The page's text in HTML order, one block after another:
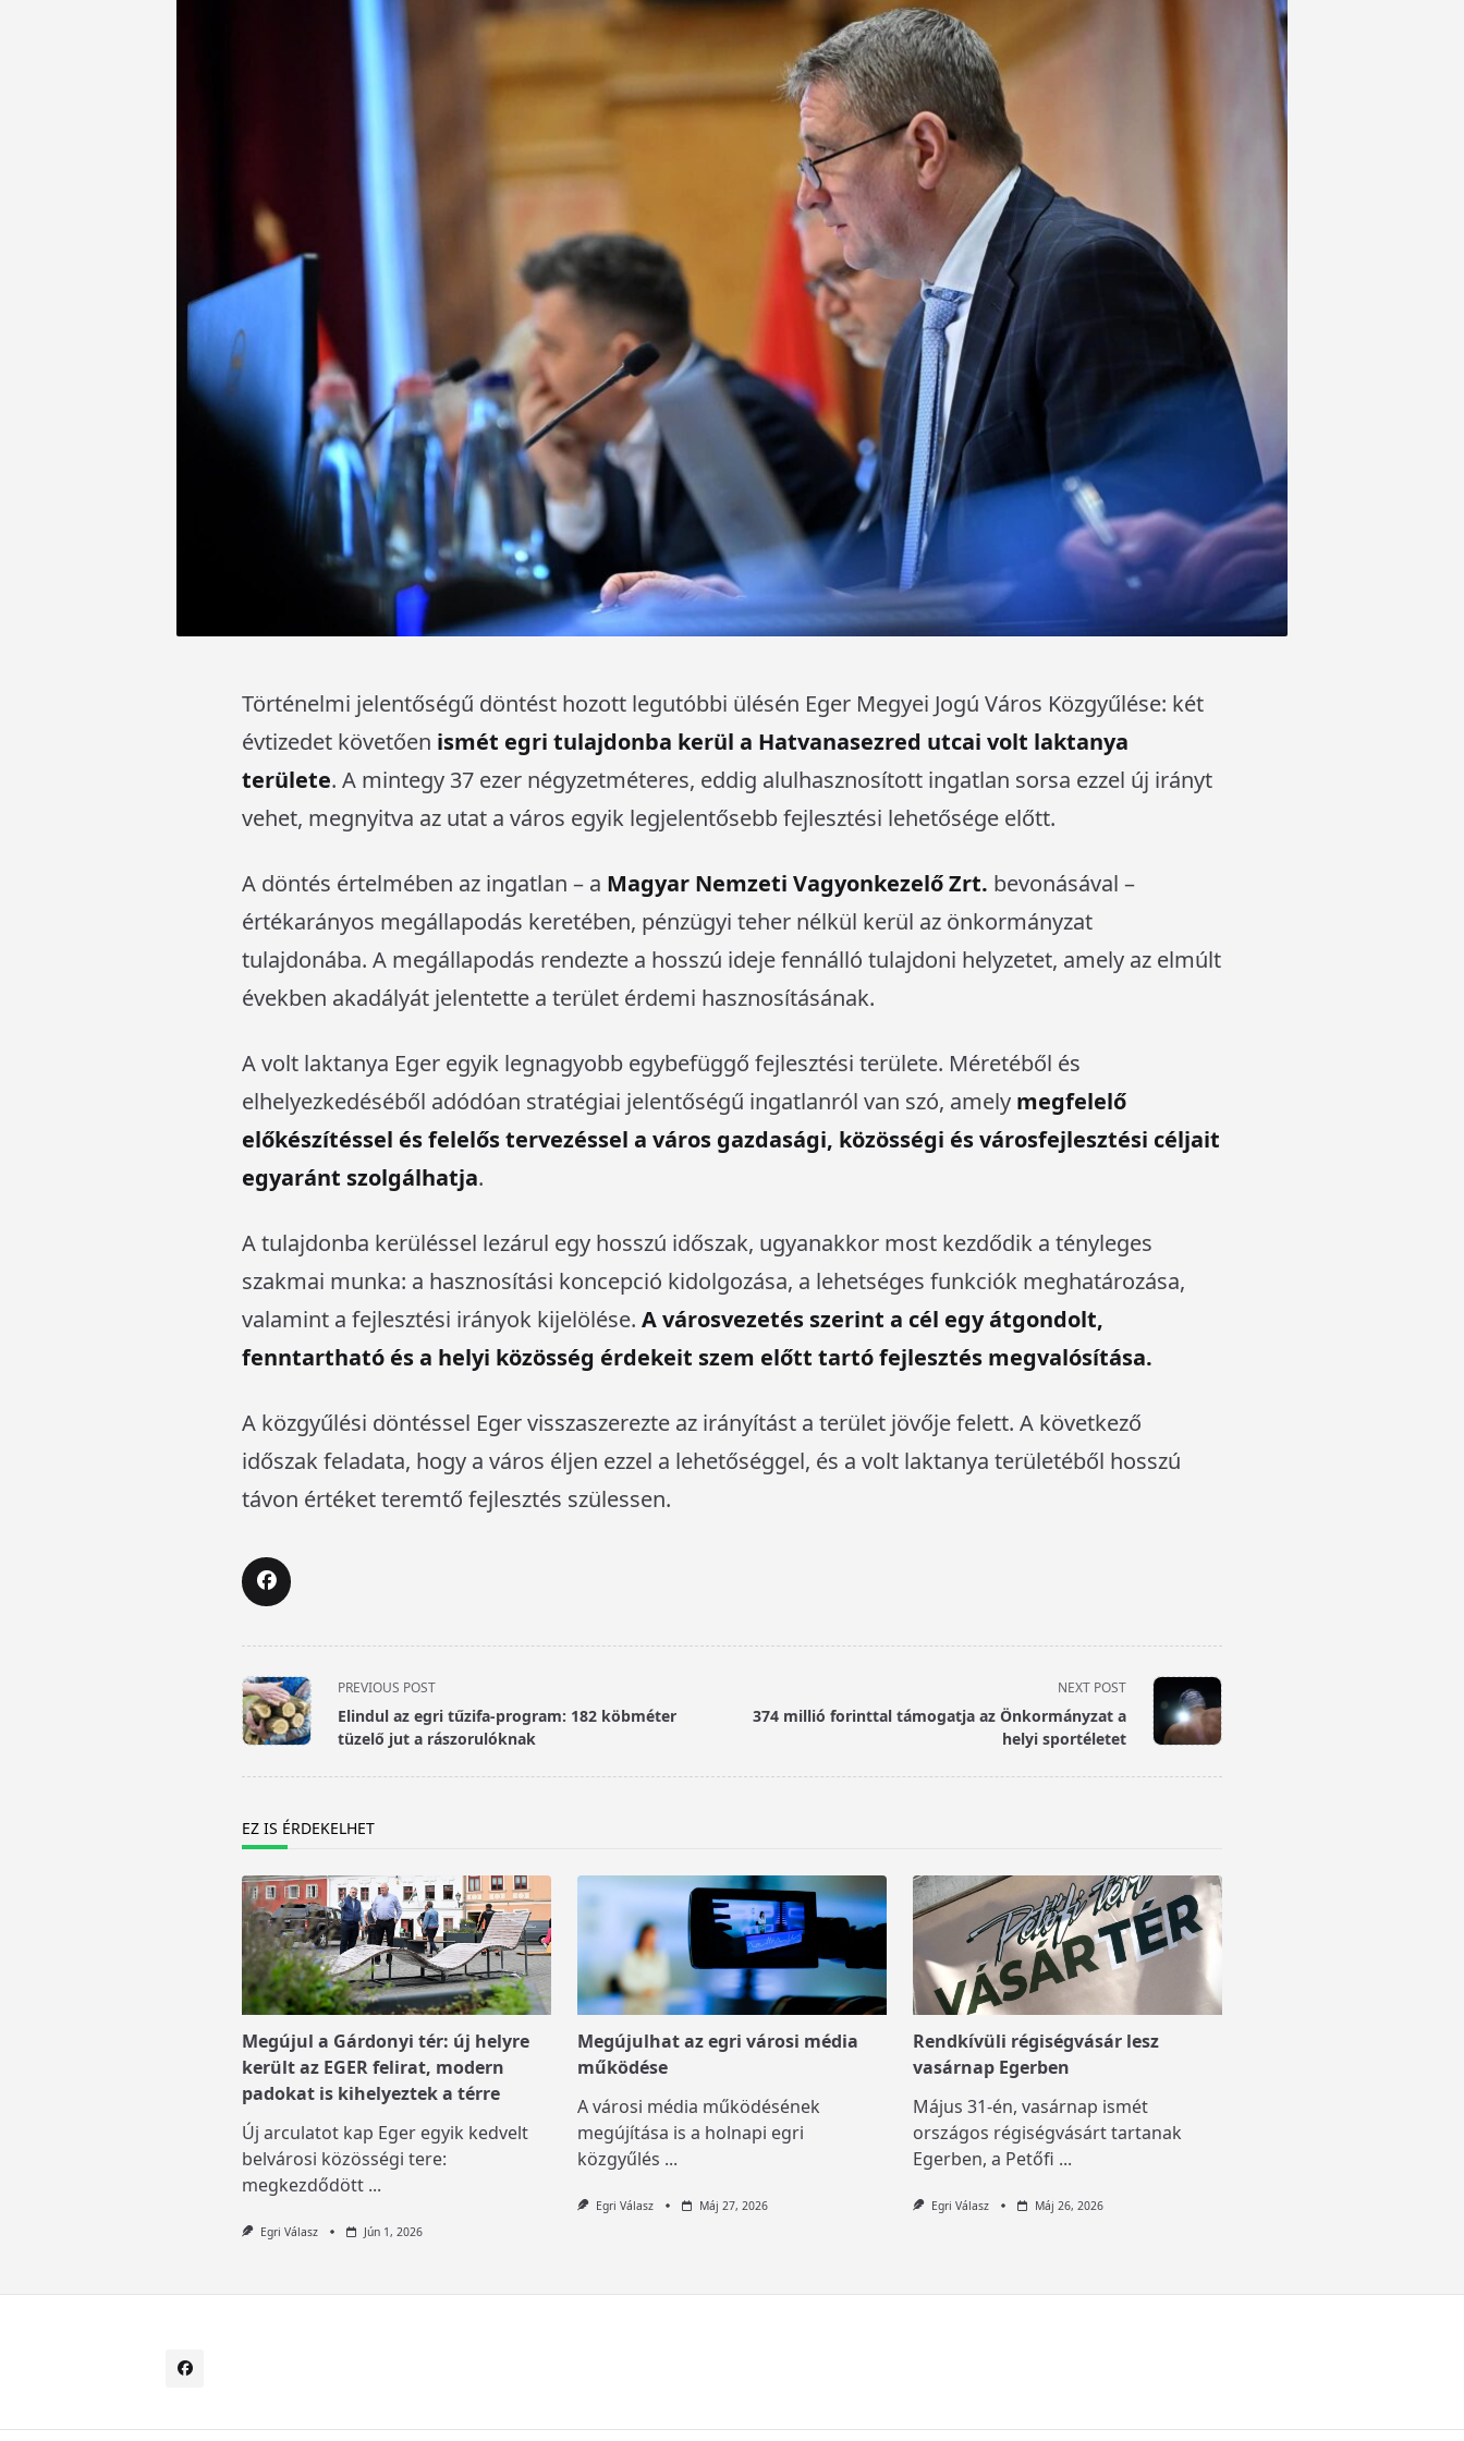
Történelmi jelentőségű döntést hozott legutóbbi ülésén Eger Megyei Jogú Város Közgyűlése: két
évtizedet követően ismét egri tulajdonba kerül a Hatvanasezred utcai volt laktanya
területe. A mintegy 37 ezer négyzetméteres, eddig alulhasznosított ingatlan sorsa ezzel új irányt
vehet, megnyitva az utat a város egyik legjelentősebb fejlesztési lehetősége előtt.
A döntés értelmében az ingatlan – a Magyar Nemzeti Vagyonkezelő Zrt. bevonásával –
értékarányos megállapodás keretében, pénzügyi teher nélkül kerül az önkormányzat
tulajdonába. A megállapodás rendezte a hosszú ideje fennálló tulajdoni helyzetet, amely az elmúlt
években akadályát jelentette a terület érdemi hasznosításának.
A volt laktanya Eger egyik legnagyobb egybefüggő fejlesztési területe. Méretéből és
elhelyezkedéséből adódóan stratégiai jelentőségű ingatlanról van szó, amely megfelelő
előkészítéssel és felelős tervezéssel a város gazdasági, közösségi és városfejlesztési céljait
egyaránt szolgálhatja.
A tulajdonba kerüléssel lezárul egy hosszú időszak, ugyanakkor most kezdődik a tényleges
szakmai munka: a hasznosítási koncepció kidolgozása, a lehetséges funkciók meghatározása,
valamint a fejlesztési irányok kijelölése. A városvezetés szerint a cél egy átgondolt,
fenntartható és a helyi közösség érdekeit szem előtt tartó fejlesztés megvalósítása.
A közgyűlési döntéssel Eger visszaszerezte az irányítást a terület jövője felett. A következő
időszak feladata, hogy a város éljen ezzel a lehetőséggel, és a volt laktanya területéből hosszú
távon értéket teremtő fejlesztés szülessen.
<span
class="nav-
subtitle
text">Page</span>
PREVIOUS POST
Elindul az egri tűzifa-program: 182 köbméter
tüzelő jut a rászorulóknak
NEXT POST
374 millió forinttal támogatja az Önkormányzat a
helyi sportéletet
EZ IS ÉRDEKELHET
Megújul a Gárdonyi tér: új helyre
került az EGER felirat, modern
padokat is kihelyeztek a térre
Új arculatot kap Eger egyik kedvelt
belvárosi közösségi tere:
megkezdődött ...
Egri Válasz Jún 1, 2026
Megújulhat az egri városi média
működése
A városi média működésének
megújítása is a holnapi egri
közgyűlés ...
Egri Válasz Máj 27, 2026
Rendkívüli régiségvásár lesz
vasárnap Egerben
Május 31-én, vasárnap ismét
országos régiségvásárt tartanak
Egerben, a Petőfi ...
Egri Válasz Máj 26, 2026